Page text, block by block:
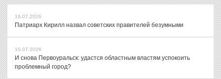
16.07.2026
Патриарх Кирилл назвал советских правителей безумными
10.07.2026
И снова Первоуральск: удастся областным властям успокоить
проблемный город?